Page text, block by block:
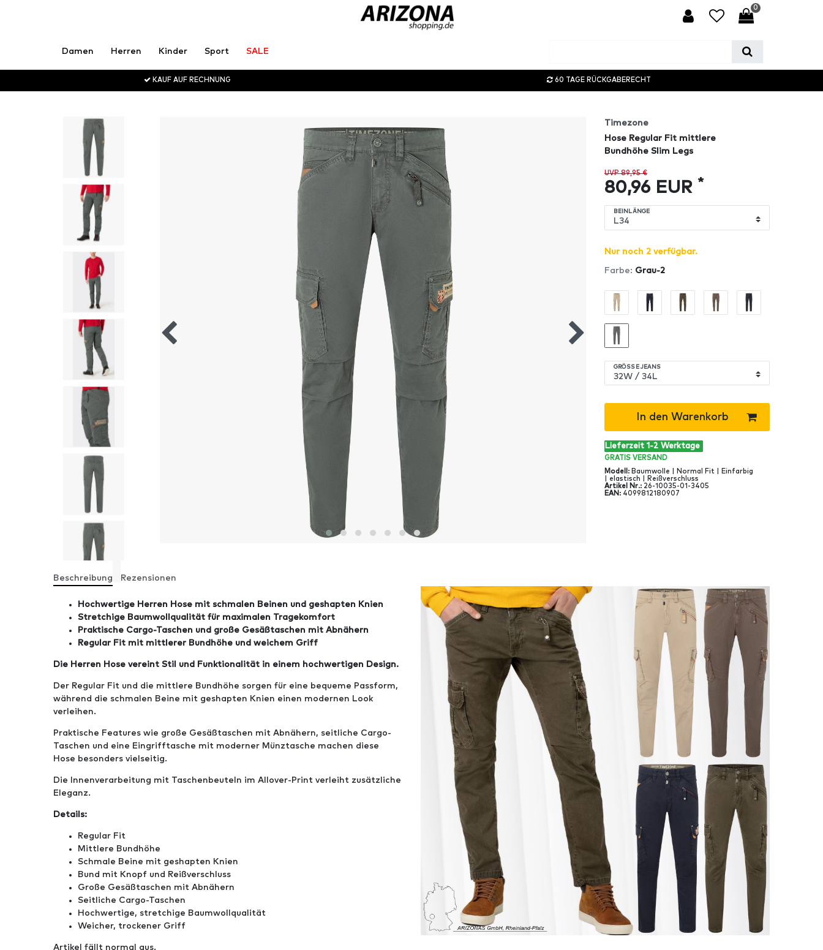
0
Damen Herren Kinder Sport SALE
KAUF AUF RECHNUNG 60 TAGE RÜCKGABERECHT
Timezone
Hose Regular Fit mittlere
Bundhöhe Slim Legs
UVP 89,95 €
80,96 EUR *
BEINLÄNGE
Nur noch 2 verfügbar.
Farbe: Grau-2
GRÖSSE JEANS
In den Warenkorb
Lieferzeit 1-2 Werktage
GRATIS VERSAND
Modell : Baumwolle | Normal Fit | Einfarbig
| elastisch | Reißverschluss
Artikel Nr.: 26-10035-01-3405
EAN : 4099812180907
Beschreibung Rezensionen
Hochwertige Herren Hose mit schmalen Beinen und geshapten Knien
Stretchige Baumwollqualität für maximalen Tragekomfort
Praktische Cargo-Taschen und große Gesäßtaschen mit Abnähern
Regular Fit mit mittlerer Bundhöhe und weichem Griff
Die Herren Hose vereint Stil und Funktionalität in einem hochwertigen Design.
Der Regular Fit und die mittlere Bundhöhe sorgen für eine bequeme Passform,
während die schmalen Beine mit geshapten Knien einen modernen Look
verleihen.
Praktische Features wie große Gesäßtaschen mit Abnähern, seitliche Cargo-
Taschen und eine Eingrifftasche mit moderner Münztasche machen diese
Hose besonders vielseitig.
Die Innenverarbeitung mit Taschenbeuteln im Allover-Print verleiht zusätzliche
Eleganz.
Details:
Regular Fit
Mittlere Bundhöhe
Schmale Beine mit geshapten Knien
Bund mit Knopf und Reißverschluss
Große Gesäßtaschen mit Abnähern
Seitliche Cargo-Taschen
Hochwertige, stretchige Baumwollqualität
Weicher, trockener Griff
Artikel fällt normal aus.